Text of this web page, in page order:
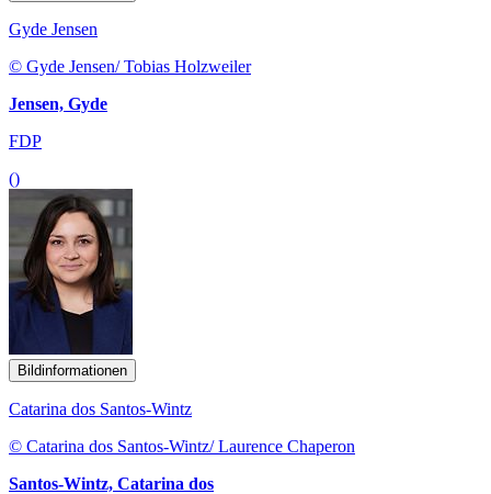
Gyde Jensen
© Gyde Jensen/ Tobias Holzweiler
Jensen, Gyde
FDP
()
Bildinformationen
Catarina dos Santos-Wintz
© Catarina dos Santos-Wintz/ Laurence Chaperon
Santos-Wintz, Catarina dos